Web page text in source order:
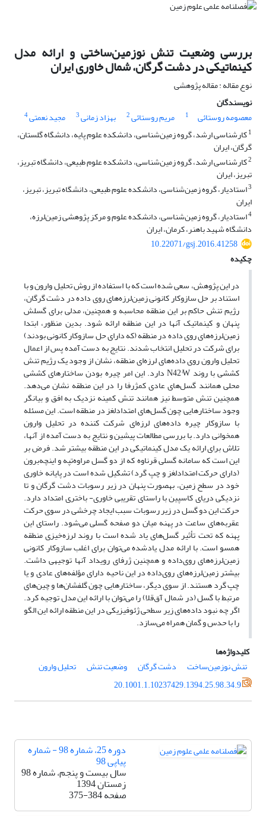
بررسی وضعیت تنش نو‌زمین‌ساختی و ارائه مدل
کینماتیکی در دشت گرگان، شمال خاوری ایران
نوع مقاله : مقاله پژوهشی
نویسندگان
معصومه روستائی
1 مریم روستائی2 بهزاد زمانی3 مجید نعمتی4
1کارشناسی ارشد، گروه زمین‌شناسی، دانشکده علوم پایه، دانشگاه گلستان،
گرگان، ایران
2کارشناسی ارشد، گروه زمین‌شناسی، دانشکده علوم طبیعی، دانشگاه تبریز،
تبریز، ایران
3استادیار، گروه زمین‌شناسی، دانشکده علوم طبیعی، دانشگاه تبریز، تبریز،
ایران
4استادیار، گروه زمین‌شناسی، دانشکده علوم و مرکز پژوهشی ‌زمین‌لرزه،
دانشگاه شهید باهنر، کرمان، ایران
10.22071/gsj.2016.41258
چکیده
در این پژوهش، سعی شده است که با استفاده از روش تحلیل وارون و با
استناد بر حل سازوکار کانونی زمین‌لرزه‌های روی‌ داده در دشت گرگان،
رژیم تنش حاکم بر این منطقه محاسبه و همچنین، مدلی برای گسلش
پنهان و کینماتیک آنها در این منطقه ارائه شود. بدین منظور، ابتدا
زمین‌لرزه‌های روی ‌داده در منطقه (که دارای حل سازوکار کانونی بودند)
برای شرکت در تحلیل انتخاب شدند. نتایج به دست آمده پس از اعمال
تحلیل وارون روی داده‌های لرزه‌ای منطقه، نشان از وجود یک رژیم تنش
کششی با روند N42°W دارد. این امر چیره بودن ساختارهای کششی
محلی همانند گسل‌های عادی کم‎ژرفا را در این منطقه نشان می‌دهد.
همچنین تنش متوسط نیز همانند تنش کمینه نزدیک به افق و بیانگر
وجود ساختارهایی چون گسل‌های امتدادلغز در منطقه است. این مسئله
با سازوکار چیره داده‌های لرزه‌ای شرکت کننده در تحلیل وارون
همخوانی دارد. با بررسی مطالعات پیشین و نتایج به دست آمده از آنها،
تلاش برای ارائه یک مدل کینماتیکی در این منطقه بیشتر شد. فرض بر
این است که سامانه گسلی قرناوه که از دو گسل مراوه‌تپه و اینچه‌برون
(دارای حرکت امتدادلغز و چپ گرد) تشکیل شده است در پایانه خاوری
خود در سطح زمین، به‏صورت پنهان در زیر رسوبات دشت گرگان و تا
نزدیکی دریای کاسپین با راستای تقریبی خاوری- باختری امتداد دارد.
حرکت این دو گسل در زیر رسوبات سبب ایجاد چرخشی در سوی حرکت
عقربه‌های ساعت در پهنه میان دو صفحه گسلی می‌شود. راستای این
پهنه که تحت تأثیر گسل‌های یاد شده است با روند لرزه‌خیزی منطقه
همسو است. با ارائه مدل یادشده می‌توان برای اغلب سازوکار کانونی
زمین‌لرزه‌های روی‌داده و همچنین ژرفای رویداد آنها توجیهی داشت.
بیشتر زمین‌لرزه‌های روی‌داده در این ناحیه دارای مؤلفه‌های عادی و یا
چپ گرد هستند. از سوی دیگر، ساختارهایی چون گلفشان‌ها و چین‌های
مرتبط با گسل (در شمال آق‌قلا) را می‌توان با ارائه این مدل توجیه کرد.
اگر چه نبود داده‌های زیر سطحی ژئوفیزیکی در این منطقه ارائه این الگو
را با حدس و گمان همراه می‌سازد.
کلیدواژه‌ها
تنش نو‌زمین‌ساخت
دشت گرگان وضعیت تنش
تحلیل وارون
20.1001.1.10237429.1394.25.98.34.9
دوره 25، شماره 98 - شماره
پیاپی 98
سال بیست و پنجم، شماره 98
زمستان 1394
صفحه375-384